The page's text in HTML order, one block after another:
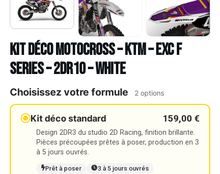
Kit déco Motocross – KTM – EXC F
SERIES – 2DR10 – WHITE
Choisissez votre formule 2 options
Kit déco standard 159,00 €
Design 2DR3 du studio 2D Racing, finition brillante.
Pièces précoupées prêtes à poser, production en 3
à 5 jours ouvrés.
Prêt à poser
3 à 5 jours ouvrés